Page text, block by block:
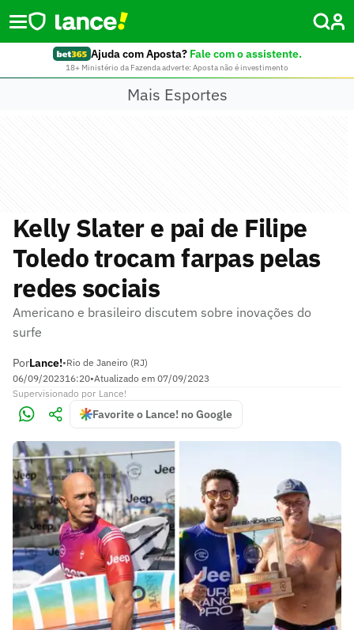
Ajuda com Aposta? Fale com o assistente.
18+ Ministério da Fazenda adverte: Aposta não é investimento
Mais Esportes
Kelly Slater e pai de Filipe
Toledo trocam farpas pelas
redes sociais
Americano e brasileiro discutem sobre inovações do
surfe
PorLance!•Rio de Janeiro (RJ)
06/09/202316:20•Atualizado em 07/09/2023
Supervisionado por Lance!
Favorite o Lance! no Google